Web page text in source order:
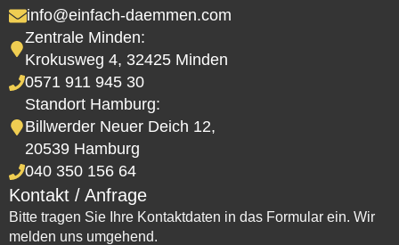
info@einfach-daemmen.com
Zentrale Minden:
Krokusweg 4, 32425 Minden
0571 911 945 30
Standort Hamburg:
Billwerder Neuer Deich 12,
20539 Hamburg
040 350 156 64
Kontakt / Anfrage
Bitte tragen Sie Ihre Kontaktdaten in das Formular ein. Wir
melden uns umgehend.